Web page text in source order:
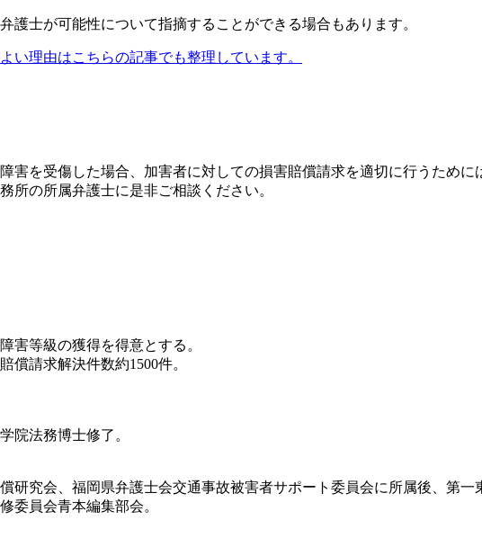
護士が可能性について指摘することができる場合もあります。
い理由はこちらの記事でも整理しています。
害を受傷した場合、加害者に対しての損害賠償請求を適切に行うため
所の所属弁護士に是非ご相談ください。
害等級の獲得を得意とする。
償請求解決件数約1500件。
院法務博士修了。
研究会、福岡県弁護士会交通事故被害者サポート委員会に所属後、第
委員会青本編集部会。